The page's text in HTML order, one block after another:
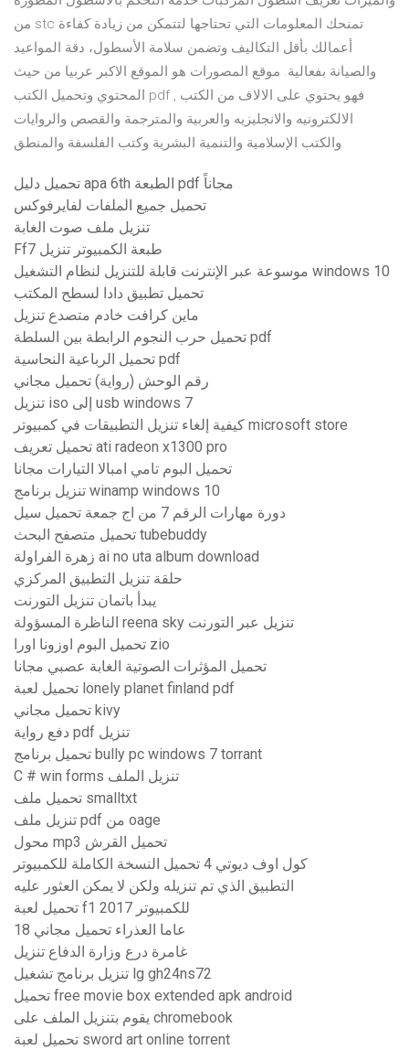
من stc تمنحك المعلومات التي تحتاجها لتتمكن من زيادة كفاءة
أعمالك بأقل التكاليف وتضمن سلامة الأسطول، دقة المواعيد
والصيانة بفعالية. موقع المصورات هو الموقع الاكبر عربيا من حيث
المحتوي وتحميل الكتب pdf , فهو يحتوي على الالاف من الكتب
الالكترونيه والانجليزيه والعربية والمترجمة والقصص والروايات
والكتب الإسلامية والتنمية البشرية وكتب الفلسفة والمنطق
تحميل دليل apa 6th الطبعة pdf مجاناً
تحميل جميع الملفات لفايرفوكس
تنزيل ملف صوت الغابة
Ff7 طبعة الكمبيوتر تنزيل
موسوعة عبر الإنترنت قابلة للتنزيل لنظام التشغيل windows 10
تحميل تطبيق دادا لسطح المكتب
ماين كرافت خادم متصدع تنزيل
تحميل حرب النجوم الرابطة بين السلطة pdf
تحميل الرباعية النحاسية pdf
رقم الوحش (رواية) تحميل مجاني
تنزيل iso إلى usb windows 7
كيفية إلغاء تنزيل التطبيقات في كمبيوتر microsoft store
تحميل تعريف ati radeon x1300 pro
تحميل البوم تامي امبالا التيارات مجانا
تنزيل برنامج winamp windows 10
دورة مهارات الرقم 7 من اج جمعة تحميل سيل
تحميل متصفح البحث tubebuddy
زهرة الفراولة ai no uta album download
حلقة تنزيل التطبيق المركزي
يبدأ باتمان تنزيل التورنت
الناظرة المسؤولة reena sky تنزيل عبر التورنت
تحميل البوم اوزونا اورا zio
تحميل المؤثرات الصوتية الغابة عصبي مجانا
تحميل لعبة lonely planet finland pdf
تحميل مجاني kivy
دفع رواية pdf تنزيل
تحميل برنامج bully pc windows 7 torrant
C # win forms تنزيل الملف
تحميل ملف smalltxt
تنزيل ملف pdf من oage
محول mp3 تحميل القرش
كول اوف ديوتي 4 تحميل النسخة الكاملة للكمبيوتر
التطبيق الذي تم تنزيله ولكن لا يمكن العثور عليه
تحميل لعبة f1 2017 للكمبيوتر
18 عاما العذراء تحميل مجاني
غامرة درع وزارة الدفاع تنزيل
تنزيل برنامج تشغيل lg gh24ns72
تحميل free movie box extended apk android
يقوم بتنزيل الملف على chromebook
تحميل لعبة sword art online torrent